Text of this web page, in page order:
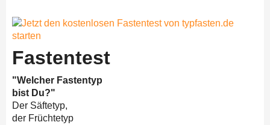
Fastentest
"Welcher Fastentyp
bist Du?"
Der Säftetyp,
der Früchtetyp